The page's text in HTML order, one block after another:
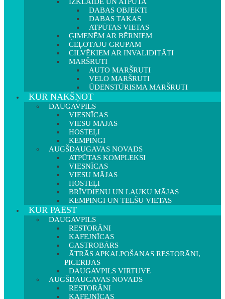
DABAS OBJEKTI
DABAS TAKAS
ATPŪTAS VIETAS
ĢIMENĒM AR BĒRNIEM
CEĻOTĀJU GRUPĀM
CILVĒKIEM AR INVALIDITĀTI
MARŠRUTI
AUTO MARŠRUTI
VELO MARŠRUTI
ŪDENSTŪRISMA MARŠRUTI
KUR NAKŠŅOT
DAUGAVPILS
VIESNĪCAS
VIESU MĀJAS
HOSTEĻI
KEMPINGI
AUGŠDAUGAVAS NOVADS
ATPŪTAS KOMPLEKSI
VIESNĪCAS
VIESU MĀJAS
HOSTEĻI
BRĪVDIENU UN LAUKU MĀJAS
KEMPINGI UN TELŠU VIETAS
KUR PAĒST
DAUGAVPILS
RESTORĀNI
KAFEJNĪCAS
GASTROBĀRS
ĀTRĀS APKALPOŠANAS RESTORĀNI,
PICĒRIJAS
DAUGAVPILS VIRTUVE
AUGŠDAUGAVAS NOVADS
RESTORĀNI
KAFEJNĪCAS